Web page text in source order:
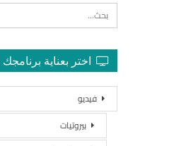
اختر بعناية
فيديو
بيروتيات